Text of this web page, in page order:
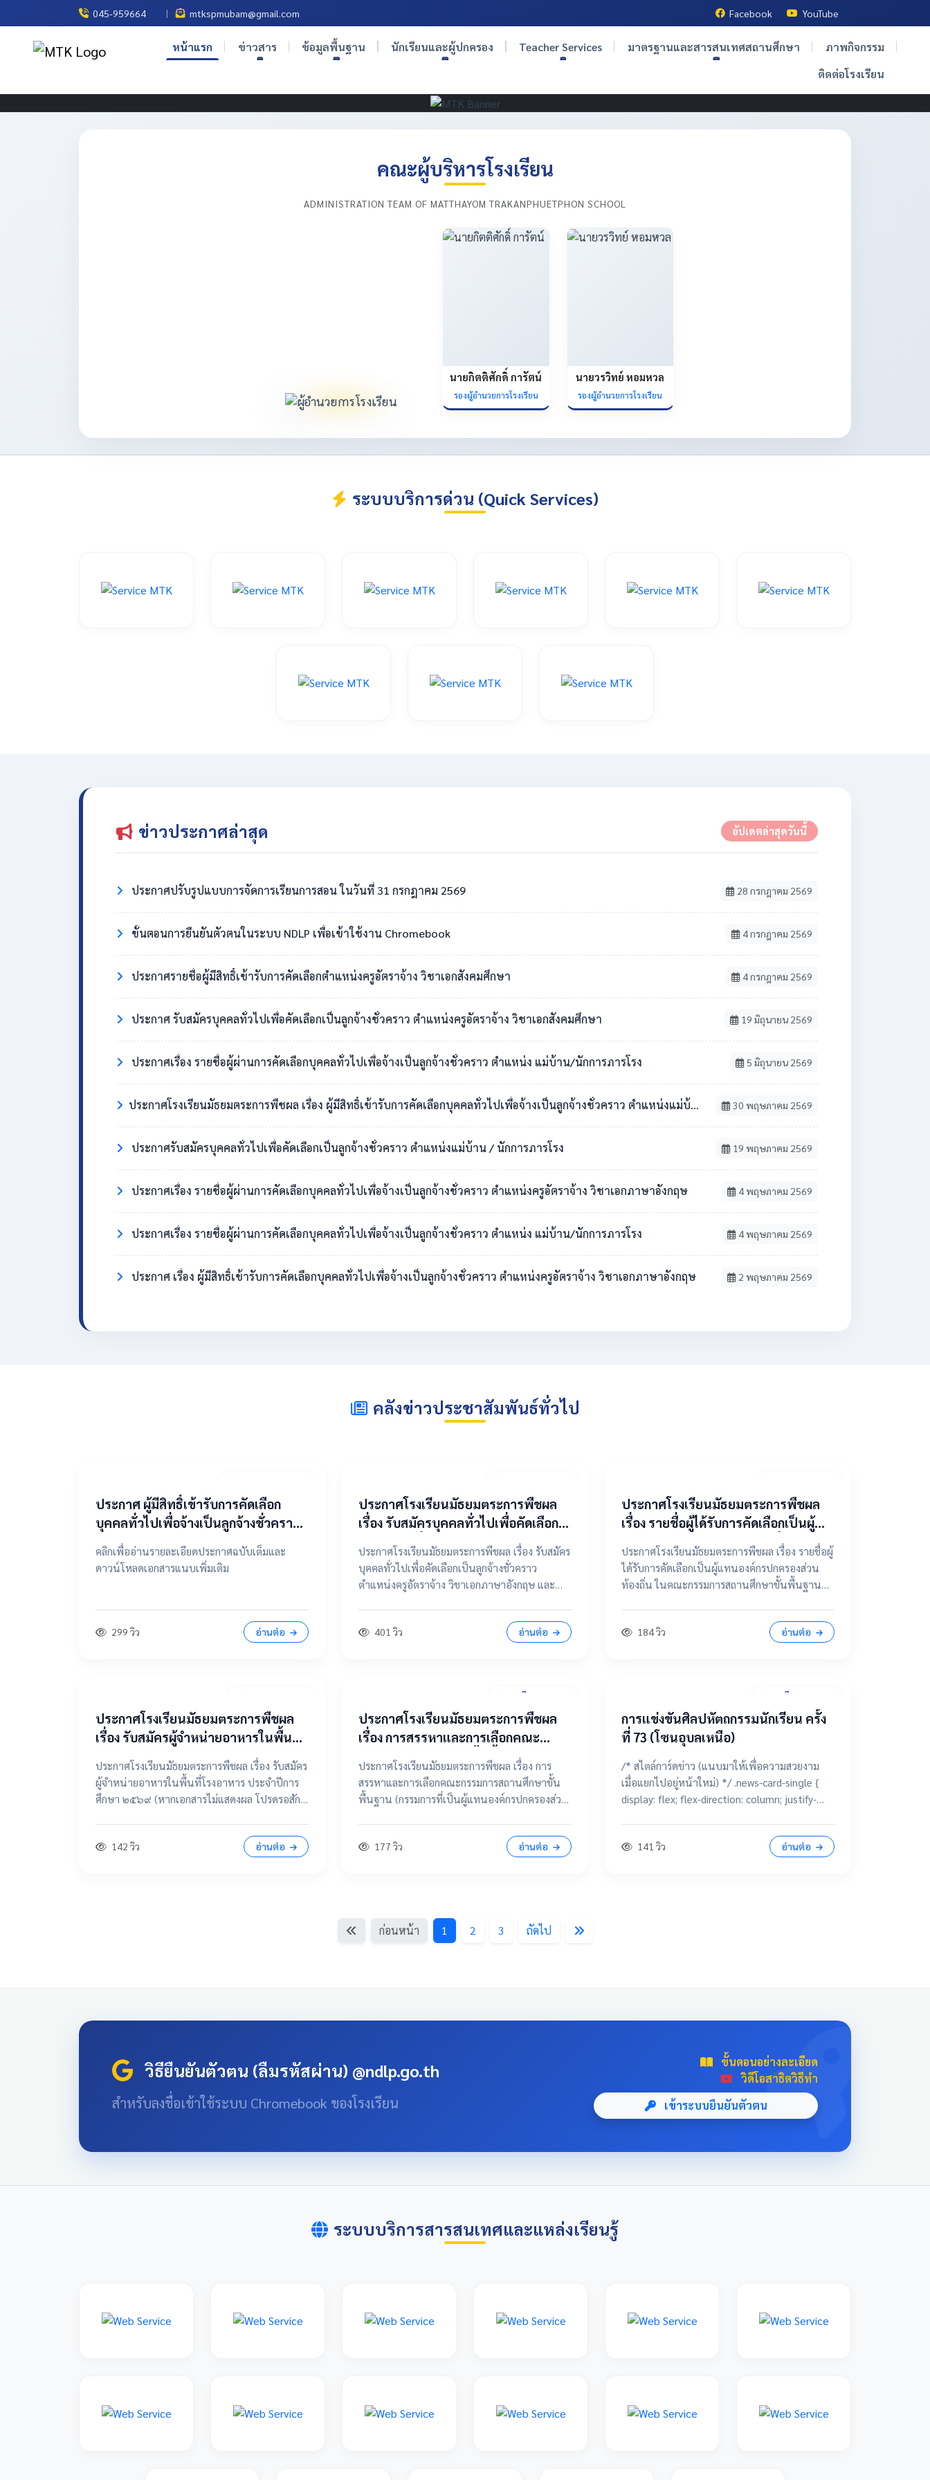
045-959664 | mtkspmubam@gmail.com Facebook YouTube
หน้าแรก ข่าวสาร ข้อมูลพื้นฐาน นักเรียนและผู้ปกครอง Teacher Services มาตรฐานและสารสนเทศสถานศึกษา
ภาพกิจกรรม
ติดต่อโรงเรียน
คณะผู้บริหารโรงเรียน
ADMINISTRATION TEAM OF MATTHAYOM TRAKANPHUETPHON SCHOOL
นายกิตติศักดิ์ การัตน์
รองผู้อำนวยการโรงเรียน
นายวรวิทย์ หอมหวล
รองผู้อำนวยการโรงเรียน
ระบบบริการด่วน (Quick Services)
ข่าวประกาศล่าสุด อัปเดตล่าสุดวันนี้
ประกาศปรับรูปแบบการจัดการเรียนการสอน ในวันที่ 31 กรกฎาคม 2569 28 กรกฎาคม 2569
ขั้นตอนการยืนยันตัวตนในระบบ NDLP เพื่อเข้าใช้งาน Chromebook 4 กรกฎาคม 2569
ประกาศรายชื่อผู้มีสิทธิ์เข้ารับการคัดเลือกตำแหน่งครูอัตราจ้าง วิชาเอกสังคมศึกษา 4 กรกฎาคม 2569
ประกาศ รับสมัครบุคคลทั่วไปเพื่อคัดเลือกเป็นลูกจ้างชั่วคราว ตำแหน่งครูอัตราจ้าง วิชาเอกสังคมศึกษา 19 มิถุนายน 2569
ประกาศเรื่อง รายชื่อผู้ผ่านการคัดเลือกบุคคลทั่วไปเพื่อจ้างเป็นลูกจ้างชั่วคราว ตำแหน่ง แม่บ้าน/นักการภารโรง 5 มิถุนายน 2569
​ประกาศโรงเรียนมัธยมตระการพืชผล เรื่อง ผู้มีสิทธิ์เข้ารับการคัดเลือกบุคคลทั่วไปเพื่อจ้างเป็นลูกจ้างชั่วคราว ตำแหน่งแม่บ้าน / นักการภารโรง 30 พฤษภาคม 2569
ประกาศรับสมัครบุคคลทั่วไปเพื่อคัดเลือกเป็นลูกจ้างชั่วคราว ตำแหน่งแม่บ้าน / นักการภารโรง 19 พฤษภาคม 2569
ประกาศเรื่อง รายชื่อผู้ผ่านการคัดเลือกบุคคลทั่วไปเพื่อจ้างเป็นลูกจ้างชั่วคราว ตำแหน่งครูอัตราจ้าง วิชาเอกภาษาอังกฤษ 4 พฤษภาคม 2569
ประกาศเรื่อง รายชื่อผู้ผ่านการคัดเลือกบุคคลทั่วไปเพื่อจ้างเป็นลูกจ้างชั่วคราว ตำแหน่ง แม่บ้าน/นักการภารโรง 4 พฤษภาคม 2569
ประกาศ เรื่อง ผู้มีสิทธิ์เข้ารับการคัดเลือกบุคคลทั่วไปเพื่อจ้างเป็นลูกจ้างชั่วคราว ตำแหน่งครูอัตราจ้าง วิชาเอกภาษาอังกฤษ 2 พฤษภาคม 2569
คลังข่าวประชาสัมพันธ์ทั่วไป
​ประกาศ ผู้มีสิทธิ์เข้ารับการคัดเลือก
บุคคลทั่วไปเพื่อจ้างเป็นลูกจ้างชั่วคราว
ตำแหน่งแม่บ้าน/นักการภารโรง
คลิกเพื่ออ่านรายละเอียดประกาศฉบับเต็มและ
ดาวน์โหลดเอกสารแนบเพิ่มเติม
299 วิว อ่านต่อ
ประกาศโรงเรียนมัธยมตระการพืชผล
เรื่อง รับสมัครบุคคลทั่วไปเพื่อคัดเลือก
เป็นลูกจ้างชั่วคราว ตำแหน่งครูอัตรา
จ้าง วิชาเอกภาษาอังกฤษ และ ตำแหน่ง
แม่บ้าน / นักการภารโรง
ประกาศโรงเรียนมัธยมตระการพืชผล เรื่อง รับสมัคร
บุคคลทั่วไปเพื่อคัดเลือกเป็นลูกจ้างชั่วคราว
ตำแหน่งครูอัตราจ้าง วิชาเอกภาษาอังกฤษ และ
ละเอียด / เอกสารแนบ
401 วิว อ่านต่อ
ประกาศโรงเรียนมัธยมตระการพืชผล
เรื่อง รายชื่อผู้ได้รับการคัดเลือกเป็นผู้
แทนองค์กรปกครองส่วนท้องถิ่น ในคณะ
กรรมการสถานศึกษาขั้นพื้นฐาน
ประกาศโรงเรียนมัธยมตระการพืชผล เรื่อง รายชื่อผู้
ได้รับการคัดเลือกเป็นผู้แทนองค์กรปกครองส่วน
ท้องถิ่น ในคณะกรรมการสถานศึกษาขั้นพื้นฐาน
184 วิว อ่านต่อ
ประกาศโรงเรียนมัธยมตระการพืชผล
เรื่อง รับสมัครผู้จำหน่ายอาหารในพื้นที่
โรงอาหาร ประจำปีการศึกษา ๒๕๖๙
ประกาศโรงเรียนมัธยมตระการพืชผล เรื่อง รับสมัคร
ผู้จำหน่ายอาหารในพื้นที่โรงอาหาร ประจำปีการ
ศึกษา ๒๕๖๙ (หากเอกสารไม่แสดงผล โปรดรอสัก
ไฟล์ต้นฉบับ
142 วิว อ่านต่อ
31 มีนาคม 2569
ประกาศโรงเรียนมัธยมตระการพืชผล
เรื่อง การสรรหาและการเลือกคณะ
กรรมการสถานศึกษาขั้นพื้นฐาน
(กรรมการที่เป็นผู้แทนองค์กรปกครอง
ส่วนท้องถิ่น แทนตำแหน่งว่าง)
ประกาศโรงเรียนมัธยมตระการพืชผล เรื่อง การ
สรรหาและการเลือกคณะกรรมการสถานศึกษาขั้น
พื้นฐาน (กรรมการที่เป็นผู้แทนองค์กรปกครองส่วน
177 วิว อ่านต่อ
28 มีนาคม 2569
การแข่งขันศิลปหัตถกรรมนักเรียน ครั้ง
ที่ 73 (โซนอุบลเหนือ)
/* สไตล์การ์ดข่าว (แนบมาให้เพื่อความสวยงาม
เมื่อแยกไปอยู่หน้าใหม่) */ .news-card-single {
display: flex; flex-direction: column; justify-
text-decoration: none !important; color: white
subtitle { font-size: 16px; opacity: 0.9; z-index:
141 วิว อ่านต่อ
ก่อนหน้า 1 2 3 ถัดไป
วิธียืนยันตัวตน (ลืมรหัสผ่าน) @ndlp.go.th
สำหรับลงชื่อเข้าใช้ระบบ Chromebook ของโรงเรียน
ขั้นตอนอย่างละเอียด
วิดีโอสาธิตวิธีทำ
เข้าระบบยืนยันตัวตน
ระบบบริการสารสนเทศและแหล่งเรียนรู้